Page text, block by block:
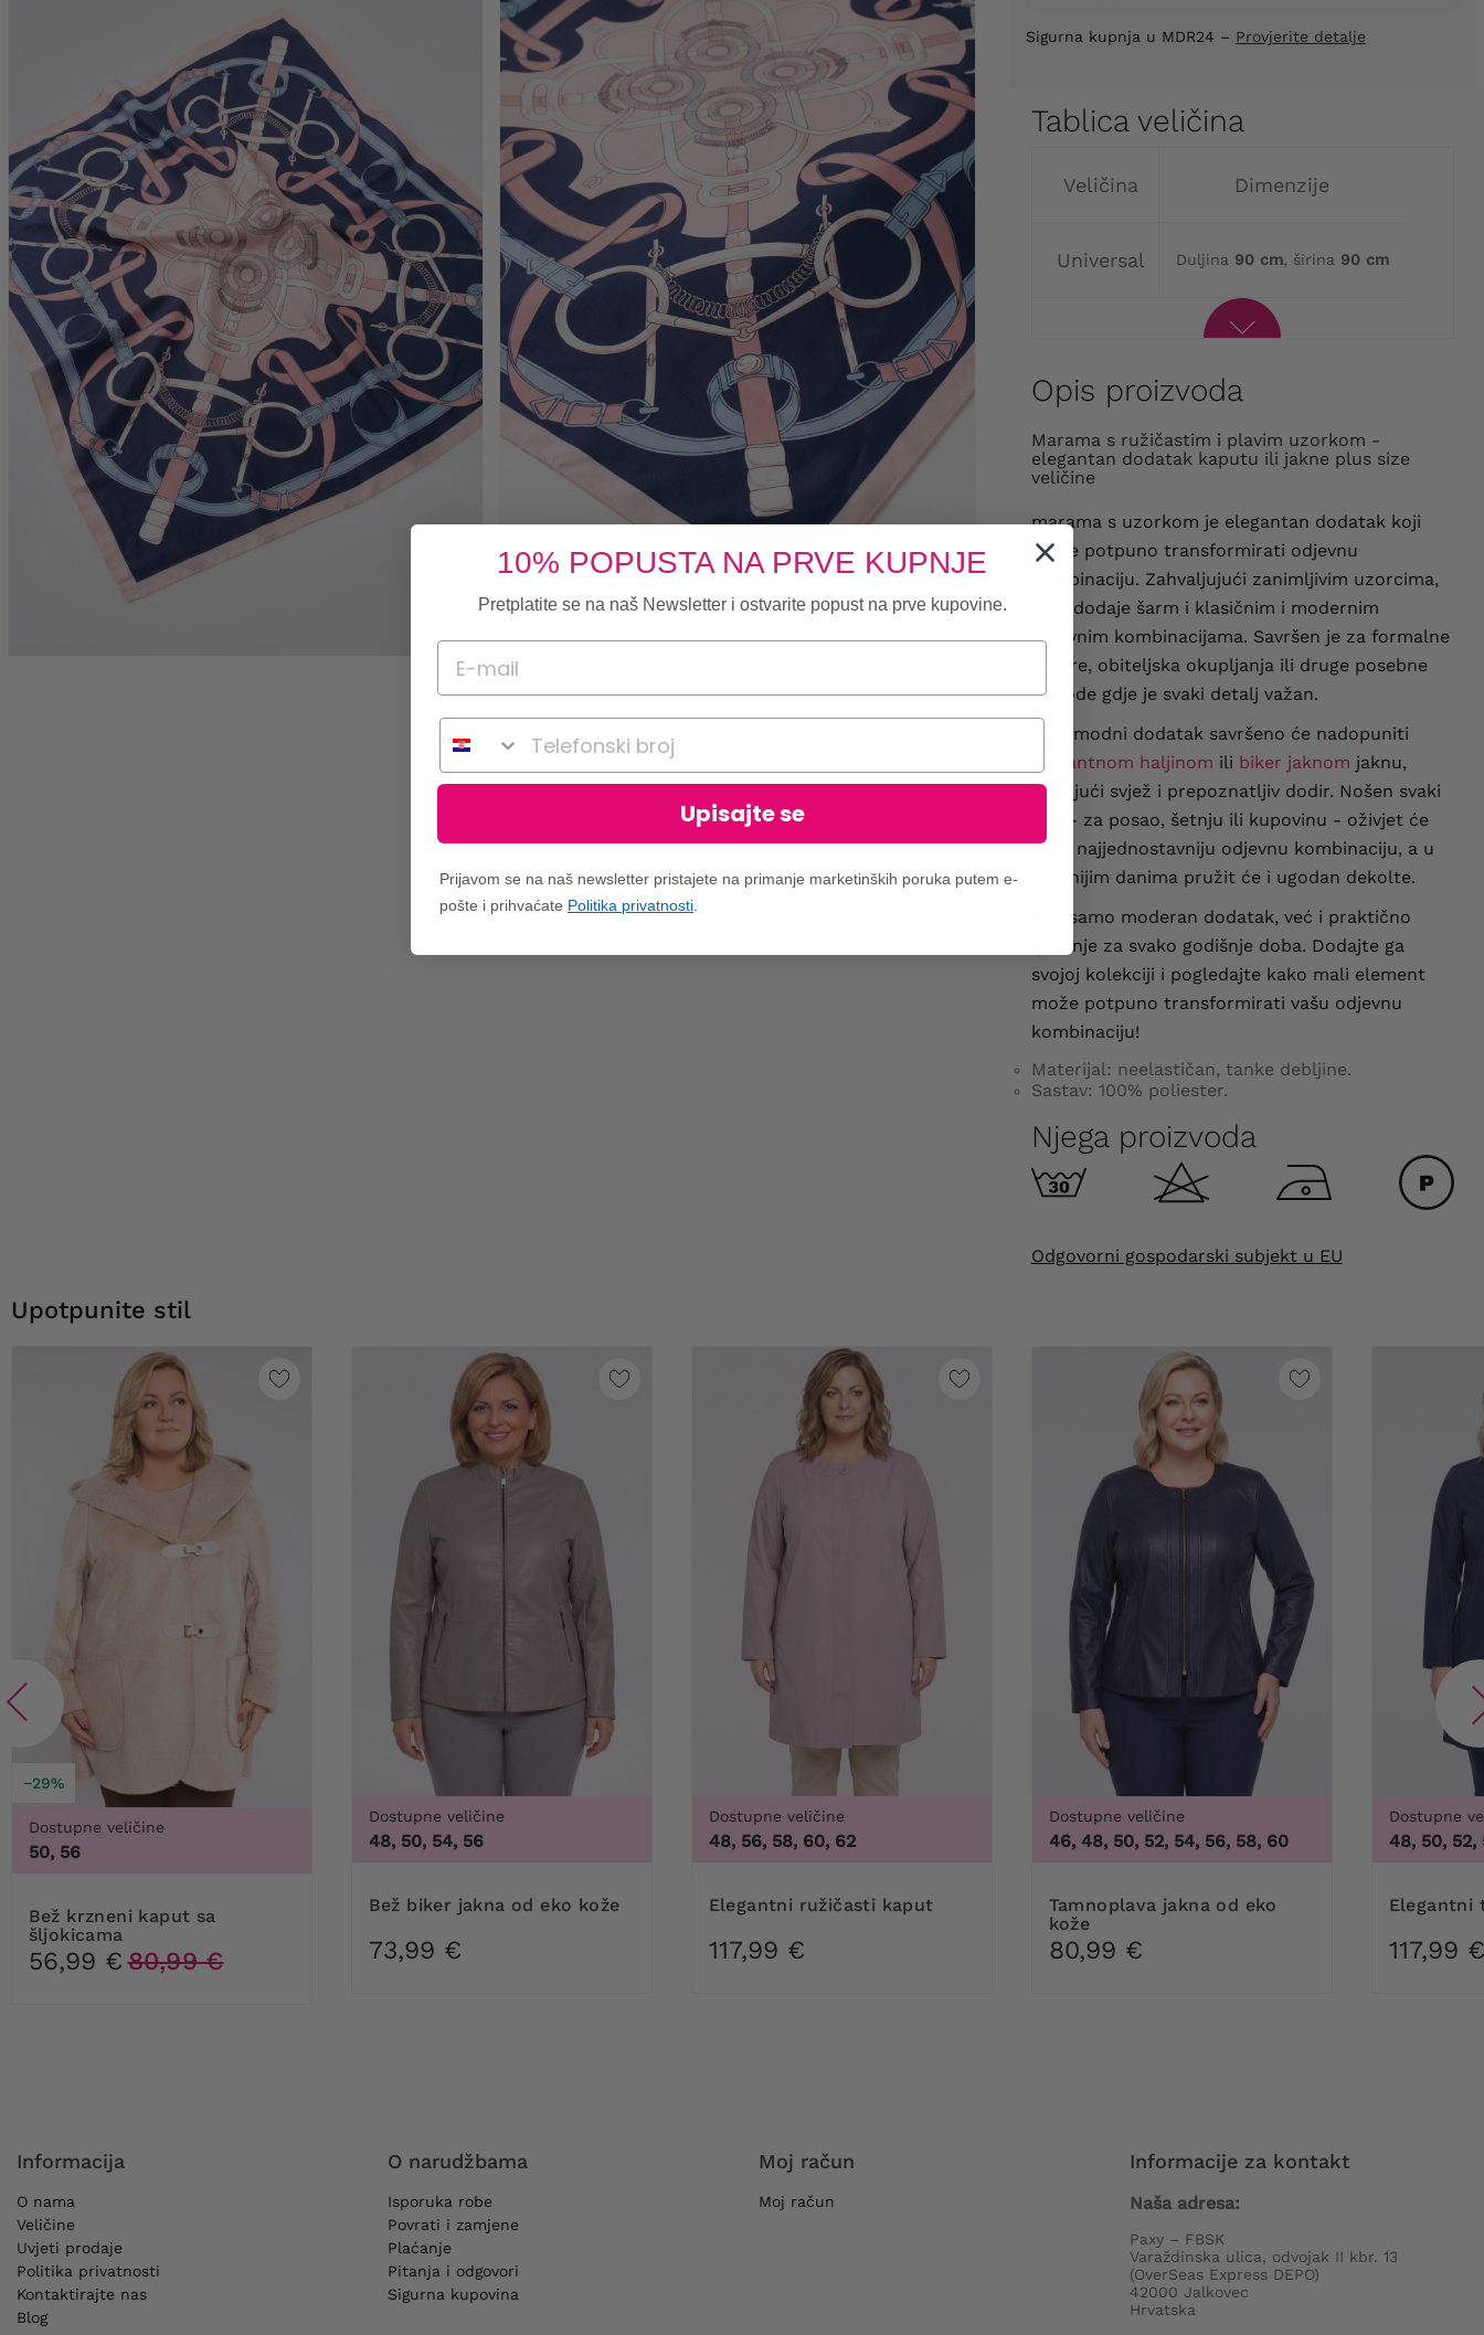
Sigurna kupnja u MDR24 – Provjerite detalje
Tablica veličina
Veličina Dimenzije
Universal Duljina 90 cm, širina 90 cm
Opis proizvoda
Marama s ružičastim i plavim uzorkom -
elegantan dodatak kaputu ili jakne plus size
veličine
marama s uzorkom je elegantan dodatak koji
može potpuno transformirati odjevnu
kombinaciju. Zahvaljujući zanimljivim uzorcima,
lako dodaje šarm i klasičnim i modernim
odjevnim kombinacijama. Savršen je za formalne
večere, obiteljska okupljanja ili druge posebne
prigode gdje je svaki detalj važan.
Ovaj modni dodatak savršeno će nadopuniti
elegantnom haljinom ili biker jaknom jaknu,
dodajući svjež i prepoznatljiv dodir. Nošen svaki
dan - za posao, šetnju ili kupovinu - oživjet će
čak i najjednostavniju odjevnu kombinaciju, a u
hladnijim danima pružit će i ugodan dekolte.
Nije samo moderan dodatak, već i praktično
rješenje za svako godišnje doba. Dodajte ga
svojoj kolekciji i pogledajte kako mali element
može potpuno transformirati vašu odjevnu
kombinaciju!
Materijal: neelastičan, tanke debljine.
Sastav: 100% poliester.
Njega proizvoda
Odgovorni gospodarski subjekt u EU
Upotpunite stil
−29%
Dostupne veličine
50, 56
Bež krzneni kaput sa
šljokicama
56,99 € 80,99 €
Dostupne veličine
48, 50, 54, 56
Bež biker jakna od eko kože
73,99 €
Dostupne veličine
48, 56, 58, 60, 62
Elegantni ružičasti kaput
117,99 €
Dostupne veličine
46, 48, 50, 52, 54, 56, 58, 60
Tamnoplava jakna od eko
kože
80,99 €
Dostupne
48, 50, 52,
117,99 €
Informacija
O nama
Veličine
Uvjeti prodaje
Politika privatnosti
Kontaktirajte nas
Blog
O narudžbama
Isporuka robe
Povrati i zamjene
Plaćanje
Pitanja i odgovori
Sigurna kupovina
Moj račun
Moj račun
Informacije za kontakt
Naša adresa:
Paxy – FBSK
Varaždinska ulica, odvojak II kbr. 13
(OverSeas Express DEPO)
42000 Jalkovec
Hrvatska
10% POPUSTA NA PRVE KUPNJE
Pretplatite se na naš Newsletter i ostvarite popust na prve kupovine.
Telefonski broj
Upisajte se
Prijavom se na naš newsletter pristajete na primanje marketinških poruka putem e-
pošte i prihvaćate Politika privatnosti